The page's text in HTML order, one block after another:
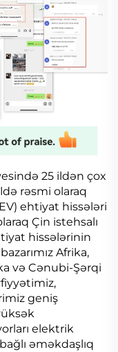
25 ildən çox
rəsmi olaraq
ehtiyat hissələri
Çin istehsalı
hissələrinin
Afrika,
və Cənubi-Şərqi
geniş
elektrik
əməkdaşlıq